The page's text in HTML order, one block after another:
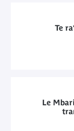
Te
Le